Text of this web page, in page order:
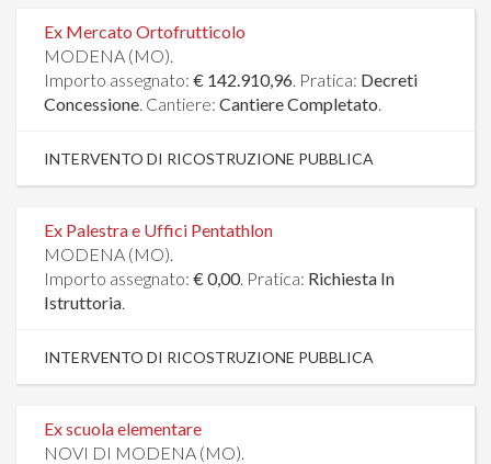
Ex Mercato Ortofrutticolo
MODENA (MO).
Importo assegnato: € 142.910,96. Pratica: Decreti
Concessione. Cantiere: Cantiere Completato.
INTERVENTO DI RICOSTRUZIONE PUBBLICA
Ex Palestra e Uffici Pentathlon
MODENA (MO).
Importo assegnato: € 0,00. Pratica: Richiesta In
Istruttoria.
INTERVENTO DI RICOSTRUZIONE PUBBLICA
Ex scuola elementare
NOVI DI MODENA (MO).